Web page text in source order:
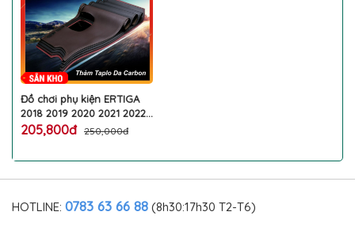
Đồ chơi phụ kiện ERTIGA
2018 2019 2020 2021 2022
ốp trang trí phụ tùng nội
205,800đ 250,000đ
HOTLINE: 0783 63 66 88 (8h30:17h30 T2-T6)